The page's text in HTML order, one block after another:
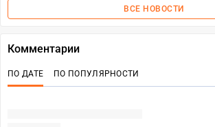
ВСЕ НОВОСТИ
Комментарии
ПО ДАТЕ ПО ПОПУЛЯРНОСТИ